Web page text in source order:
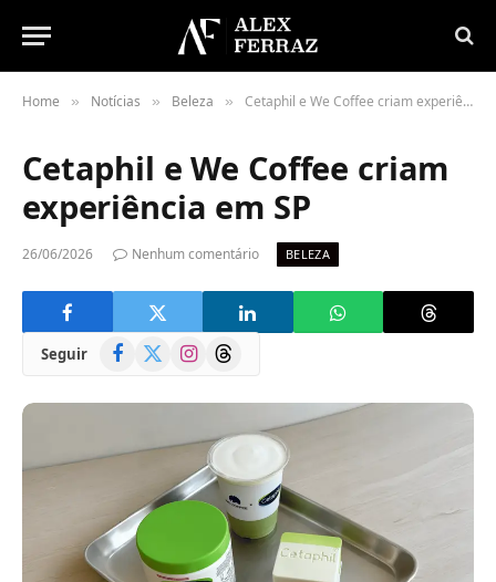
Home » Notícias » Beleza » Cetaphil e We Coffee criam experiência em SP
Cetaphil e We Coffee criam
experiência em SP
26/06/2026 Nenhum comentário BELEZA
Seguir Facebook
(Twitter)
InstagramThreads